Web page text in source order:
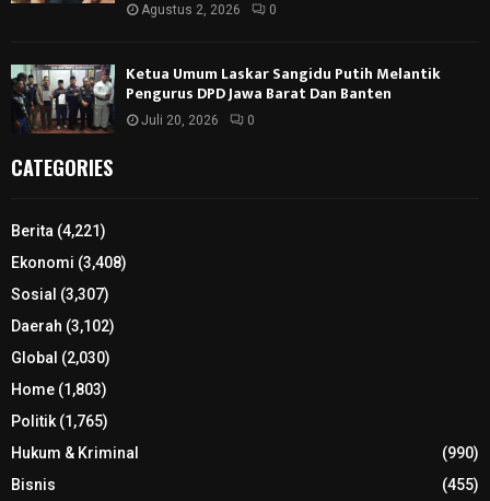
Agustus 2, 2026 0
Ketua Umum Laskar Sangidu Putih Melantik
Pengurus DPD Jawa Barat Dan Banten
Juli 20, 2026 0
CATEGORIES
Berita (4,221)
Ekonomi (3,408)
Sosial (3,307)
Daerah (3,102)
Global (2,030)
Home (1,803)
Politik(1,765)
Hukum & Kriminal
(990)
Bisnis
(455)